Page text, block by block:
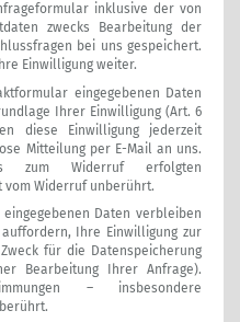
inklusive der von
zwecks Bearbeitung der
bei uns gespeichert.
Einwilligung weiter.
eingegebenen Daten
Ihrer Einwilligung (Art. 6
diese Einwilligung jederzeit
Mitteilung per E-Mail an uns.
zum Widerruf erfolgten
Widerruf unberührt.
Daten verbleiben
Ihre Einwilligung zur
für die Datenspeicherung
Bearbeitung Ihrer Anfrage).
– insbesondere